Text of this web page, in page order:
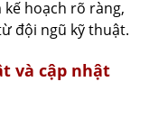
hoạch rõ ràng,
đội ngũ kỹ thuật.
và cập nhật